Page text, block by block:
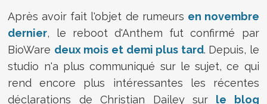
Après avoir fait l'objet de rumeurs en novembre
dernier, le reboot d'Anthem fut confirmé par
BioWare deux mois et demi plus tard. Depuis, le
studio n'a plus communiqué sur le sujet, ce qui
rend encore plus intéressantes les récentes
déclarations de Christian Dailey sur le blog